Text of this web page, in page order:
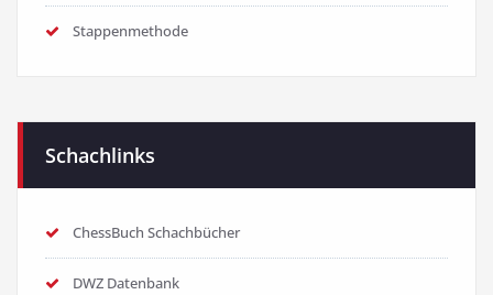
Stappenmethode
Schachlinks
ChessBuch Schachbücher
DWZ Datenbank